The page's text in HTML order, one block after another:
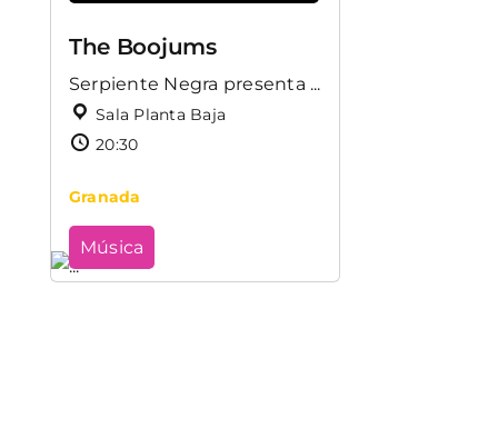
The Boojums
Serpiente Negra presenta ...
Sala Planta Baja
20:30
Granada
Música